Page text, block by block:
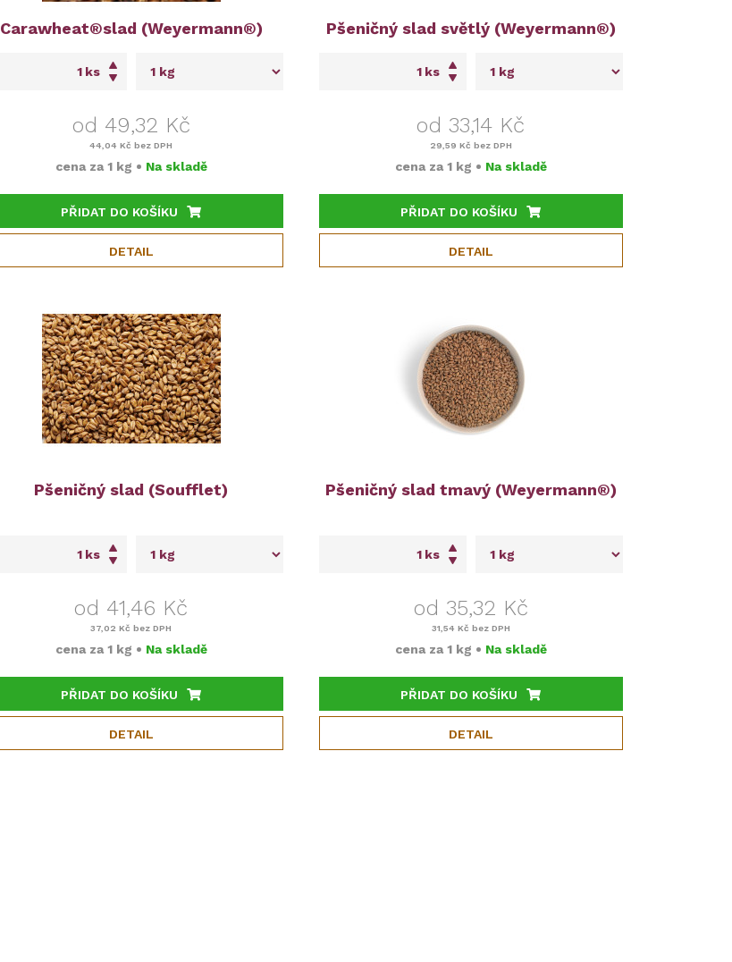
Carawheat®slad (Weyermann®)
ks
od 49,32 Kč
44,04 Kč bez DPH
cena za 1 kg • Na skladě
PŘIDAT DO KOŠÍKU
DETAIL
Pšeničný slad světlý (Weyermann®)
ks
od 33,14 Kč
29,59 Kč bez DPH
cena za 1 kg • Na skladě
PŘIDAT DO KOŠÍKU
DETAIL
Pšeničný slad (Soufflet)
ks
od 41,46 Kč
37,02 Kč bez DPH
cena za 1 kg • Na skladě
PŘIDAT DO KOŠÍKU
DETAIL
Pšeničný slad tmavý (Weyermann®)
ks
od 35,32 Kč
31,54 Kč bez DPH
cena za 1 kg • Na skladě
PŘIDAT DO KOŠÍKU
DETAIL